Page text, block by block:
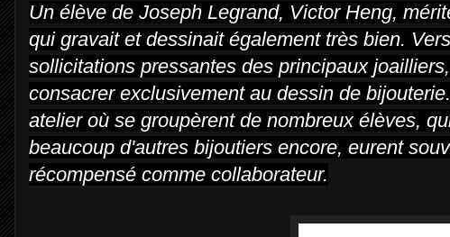
Un élève de Joseph Legrand, Victor Heng,
qui gravait et dessinait également très bien.
sollicitations pressantes des principaux
consacrer exclusivement au dessin de
atelier où se groupèrent de nombreux élèves,
beaucoup d'autres bijoutiers encore, eurent
récompensé comme collaborateur.